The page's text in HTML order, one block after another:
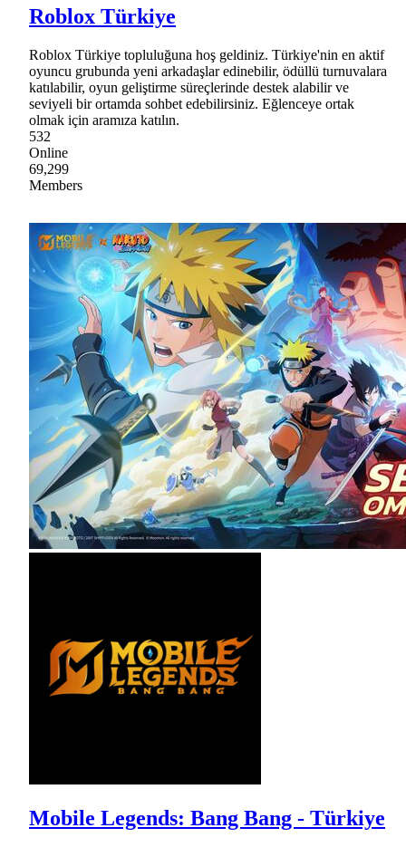
Roblox Türkiye
Roblox Türkiye topluluğuna hoş geldiniz. Türkiye'nin en aktif
oyuncu grubunda yeni arkadaşlar edinebilir, ödüllü turnuvalara
katılabilir, oyun geliştirme süreçlerinde destek alabilir ve
seviyeli bir ortamda sohbet edebilirsiniz. Eğlenceye ortak
olmak için aramıza katılın.
532
Online
69,299
Members
Mobile Legends: Bang Bang - Türkiye